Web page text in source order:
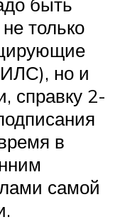
только
но и
справку 2-
в
самой